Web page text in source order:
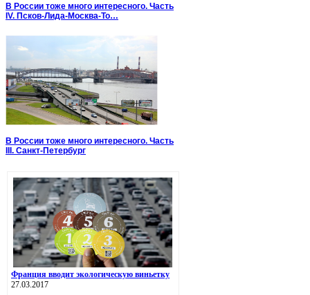
В России тоже много интересного. Часть
IV. Псков-Лида-Москва-То…
В России тоже много интересного. Часть
III. Санкт-Петербург
Франция вводит экологическую виньетку
27.03.2017